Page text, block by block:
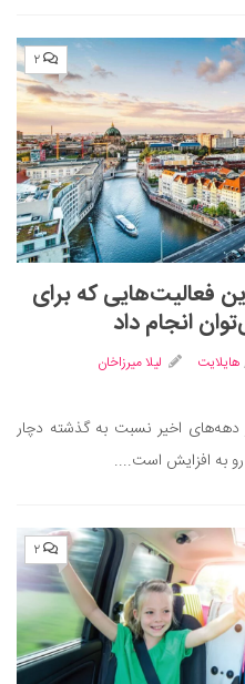
۲
فعالیت‌هایی که برای
انجام داد
هایلایت
لیلا میرزاخان
دهه‌های اخیر نسبت به گذشته دچار
به افزایش است....
۲